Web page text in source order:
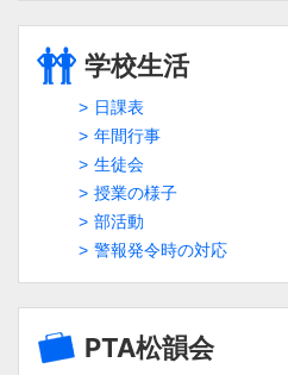
学校生活
日課表
年間行事
生徒会
授業の様子
部活動
警報発令時の対応
PTA松韻会